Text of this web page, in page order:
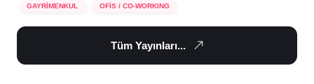
GAYRİMENKUL OFİS / CO-WORKING
Tüm Yayınları...